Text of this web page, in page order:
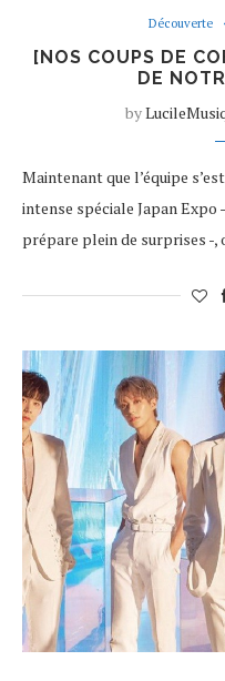
Découverte
[NOS COUPS DE
DE
by
Maintenant que l’équipe
intense spéciale Japan Expo
prépare plein de surprises -